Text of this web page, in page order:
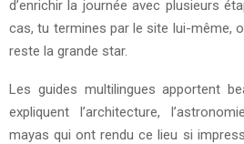
d’enrichir la journée avec plusieurs
cas, tu termines par le site lui-même,
reste la grande star.
Les guides multilingues apportent
expliquent l’architecture,
mayas qui ont rendu ce lieu si